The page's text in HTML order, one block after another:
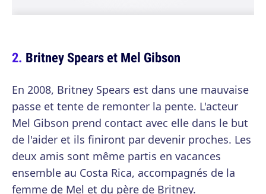
Britney Spears et Mel Gibson
En 2008, Britney Spears est dans une mauvaise
passe et tente de remonter la pente. L'acteur
Mel Gibson prend contact avec elle dans le but
de l'aider et ils finiront par devenir proches. Les
deux amis sont même partis en vacances
ensemble au Costa Rica, accompagnés de la
femme de Mel et du père de Britney.